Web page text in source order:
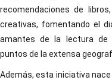
recomendaciones de
creativas, fomentando el
amantes de la lectura de
puntos de la extensa
Además, esta iniciativa